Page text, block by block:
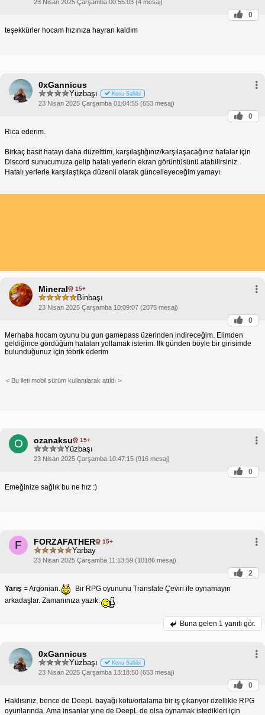
23 Nisan 2025 Çarşamba 00:55:03 (4 mesaj)
0
teşekkürler hocam hızınıza hayran kaldım
0xGannicus
Yüzbaşı Konu Sahibi
23 Nisan 2025 Çarşamba 01:04:55 (653 mesaj)
0
Rica ederim.
Birkaç basit hatayı daha düzelttim, karşılaştığınız/karşılaşacağınız hatalar için
Discord sunucumuza gelip hatalı yerlerin ekran görüntüsünü atabilirsiniz.
Hatalı yerlerle karşılaştıkça düzenli olarak güncelleyeceğim yamayı.
Mineral 15+
Binbaşı
23 Nisan 2025 Çarşamba 10:09:07 (2075 mesaj)
0
Merhaba hocam oyunu bu gun gamepass üzerinden indireceğim. Elimden
geldiğince gördüğüm hataları yollamak isterim. Ilk günden böyle bir girisimde
bulunduğunuz için tebrik ederim
< Bu ileti mobil sürüm kullanılarak atıldı >
O ozanaksu 15+
Yüzbaşı
23 Nisan 2025 Çarşamba 10:47:15 (916 mesaj)
0
Emeğinize sağlık bu ne hız :)
F FORZAFATHER 15+
Yarbay
23 Nisan 2025 Çarşamba 11:13:59 (10186 mesaj)
2
Yarış = Argonian.
Bir RPG oyununu Translate Çeviri ile oynamayın
arkadaşlar. Zamanınıza yazık.
Buna gelen 1 yanıtı gör.
0xGannicus
Yüzbaşı Konu Sahibi
23 Nisan 2025 Çarşamba 13:18:50 (653 mesaj)
0
Haklısınız, bence de DeepL bayağı kötü/ortalama bir iş çıkarıyor özellikle RPG
oyunlarında. Ama insanlar yine de DeepL de olsa oynamak istedikleri için